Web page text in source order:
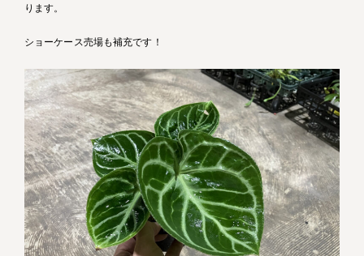
ります。
ショーケース売場も補充です！